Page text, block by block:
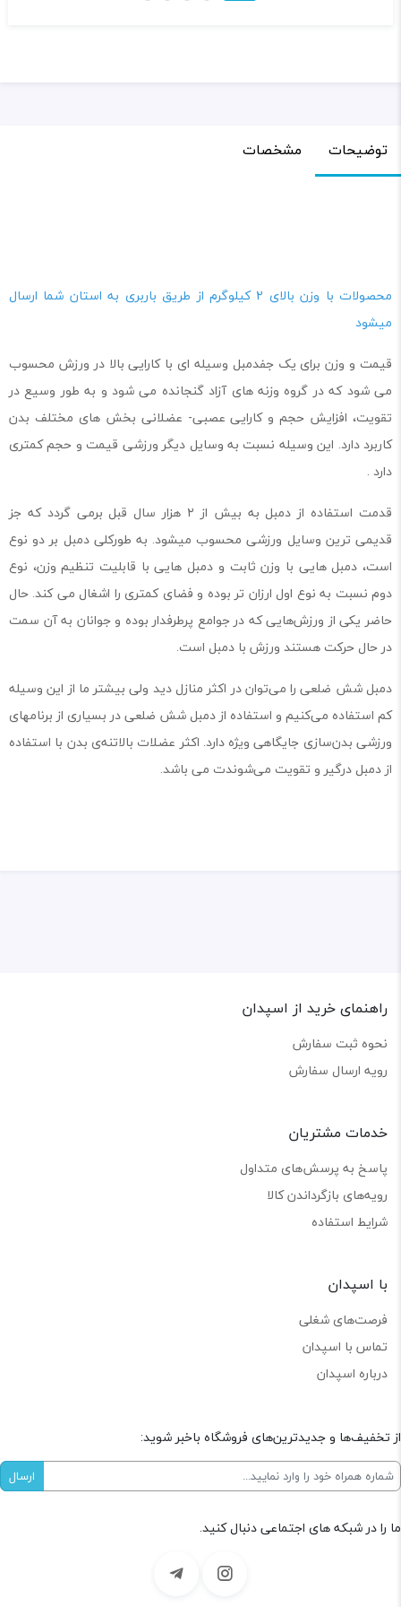
توضیحات مشخصات
محصولات با وزن بالای 2 کیلوگرم از طریق باربری به استان شما ارسال
میشود
قیمت و وزن برای یک جفدمبل وسیله ای با کارایی بالا در ورزش محسوب
می شود که در گروه وزنه‌ های آزاد گنجانده می ‌شود و به‌ طور وسیع در
تقویت، افزایش حجم و کارایی عصبی‌- ‌عضلانی بخش‌ های مختلف بدن
کاربرد دارد. این وسیله نسبت به وسایل دیگر ورزشی قیمت و حجم کمتری
دارد .
قدمت استفاده از دمبل به بیش از ۲ هزار سال قبل برمی ‌گردد که جز
قدیمی ترین وسایل ورزشی محسوب میشود. به‌ طورکلی دمبل‌ بر دو نوع
است، دمبل ‌هایی با وزن ثابت و دمبل‌ هایی با قابلیت تنظیم وزن، نوع
دوم نسبت به نوع اول ارزان‌ تر بوده و فضای کمتری را اشغال می‌ کند. حال
حاضر یکی از ورزش‌هایی که در جوامع پرطرفدار بوده و جوانان به آن سمت
در حال حرکت هستند ورزش با دمبل است.
دمبل شش ضلعی را می‌توان در اکثر منازل دید ولی بیشتر ما از این وسیله
کم استفاده می‌کنیم و استفاده از دمبل شش ضلعی در بسیاری از برنامهای
ورزشی بدن‌سازی جایگاهی ویژه دارد. اکثر عضلات‌ بالاتنه‌ی بدن با استفاده
از دمبل درگیر و تقویت می‌شوندت می باشد.
راهنمای خرید از اسپدان
نحوه ثبت سفارش
رویه ارسال سفارش
خدمات مشتریان
پاسخ به پرسش‌های متداول
رویه‌های بازگرداندن کالا
شرایط استفاده
با اسپدان
فرصت‌های شغلی
تماس با اسپدان
درباره اسپدان
از تخفیف‌ها و جدیدترین‌های فروشگاه باخبر شوید:
ما را در شبکه های اجتماعی دنبال کنید.